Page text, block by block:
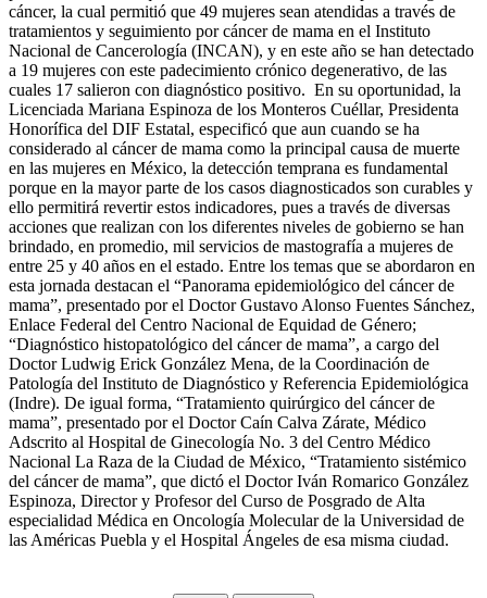
cáncer, la cual permitió que 49 mujeres sean atendidas a través de
tratamientos y seguimiento por cáncer de mama en el Instituto
Nacional de Cancerología (INCAN), y en este año se han detectado
a 19 mujeres con este padecimiento crónico degenerativo, de las
cuales 17 salieron con diagnóstico positivo. En su oportunidad, la
Licenciada Mariana Espinoza de los Monteros Cuéllar, Presidenta
Honorífica del DIF Estatal, especificó que aun cuando se ha
considerado al cáncer de mama como la principal causa de muerte
en las mujeres en México, la detección temprana es fundamental
porque en la mayor parte de los casos diagnosticados son curables y
ello permitirá revertir estos indicadores, pues a través de diversas
acciones que realizan con los diferentes niveles de gobierno se han
brindado, en promedio, mil servicios de mastografía a mujeres de
entre 25 y 40 años en el estado. Entre los temas que se abordaron en
esta jornada destacan el “Panorama epidemiológico del cáncer de
mama”, presentado por el Doctor Gustavo Alonso Fuentes Sánchez,
Enlace Federal del Centro Nacional de Equidad de Género;
“Diagnóstico histopatológico del cáncer de mama”, a cargo del
Doctor Ludwig Erick González Mena, de la Coordinación de
Patología del Instituto de Diagnóstico y Referencia Epidemiológica
(Indre). De igual forma, “Tratamiento quirúrgico del cáncer de
mama”, presentado por el Doctor Caín Calva Zárate, Médico
Adscrito al Hospital de Ginecología No. 3 del Centro Médico
Nacional La Raza de la Ciudad de México, “Tratamiento sistémico
del cáncer de mama”, que dictó el Doctor Iván Romarico González
Espinoza, Director y Profesor del Curso de Posgrado de Alta
especialidad Médica en Oncología Molecular de la Universidad de
las Américas Puebla y el Hospital Ángeles de esa misma ciudad.